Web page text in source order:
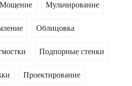
Мощение Мульчирование
Облицовка
Подпорные стенки
Проектирование